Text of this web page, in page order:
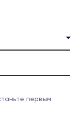
первым.